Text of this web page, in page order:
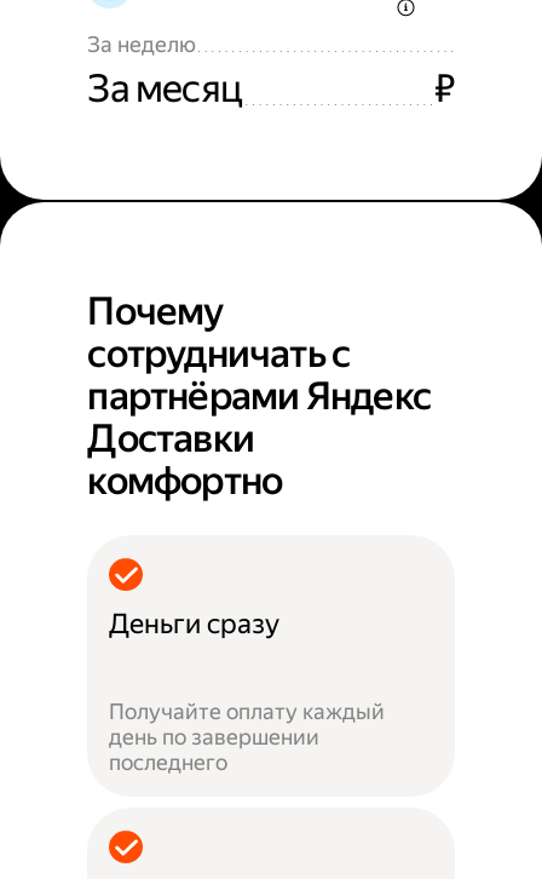
За неделю
За месяц ₽
Почему
сотрудничать с
партнёрами Яндекс
Доставки
комфортно
Деньги сразу
Получайте оплату каждый
день по завершении
последнего